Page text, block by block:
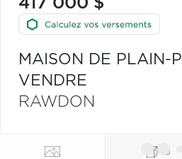
417 000 $
MAISON DE PLAIN-
VENDRE
RAWDON